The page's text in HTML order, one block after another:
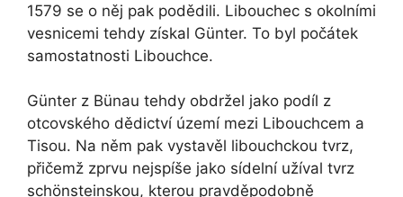
1579 se o něj pak podědili. Libouchec s okolními
vesnicemi tehdy získal Günter. To byl počátek
samostatnosti Libouchce.
Günter z Bünau tehdy obdržel jako podíl z
otcovského dědictví území mezi Libouchcem a
Tisou. Na něm pak vystavěl libouchckou tvrz,
přičemž zprvu nejspíše jako sídelní užíval tvrz
schönsteinskou, kterou pravděpodobně